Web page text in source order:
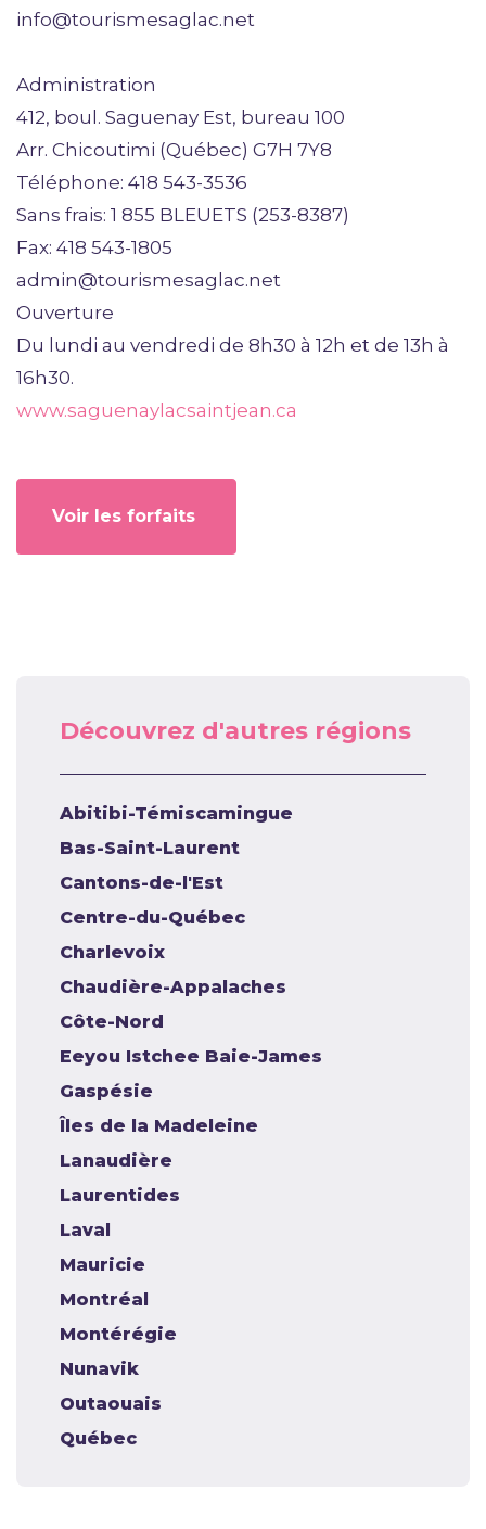
info@tourismesaglac.net
Administration
412, boul. Saguenay Est, bureau 100
Arr. Chicoutimi (Québec) G7H 7Y8
Téléphone: 418 543-3536
Sans frais: 1 855 BLEUETS (253-8387)
Fax: 418 543-1805
admin@tourismesaglac.net
Ouverture
Du lundi au vendredi de 8h30 à 12h et de 13h à
16h30.
www.saguenaylacsaintjean.ca
Voir les forfaits
Découvrez d'autres régions
Abitibi-Témiscamingue
Bas-Saint-Laurent
Cantons-de-l'Est
Centre-du-Québec
Charlevoix
Chaudière-Appalaches
Côte-Nord
Eeyou Istchee Baie-James
Gaspésie
Îles de la Madeleine
Lanaudière
Laurentides
Laval
Mauricie
Montréal
Montérégie
Nunavik
Outaouais
Québec